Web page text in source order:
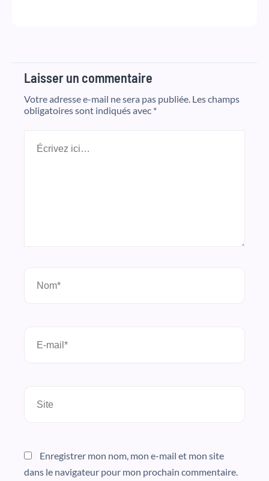
Laisser un commentaire
Votre adresse e-mail ne sera pas publiée. Les champs
obligatoires sont indiqués avec *
ici…
mail*
Enregistrer mon nom, mon e-mail et mon site
dans le navigateur pour mon prochain commentaire.